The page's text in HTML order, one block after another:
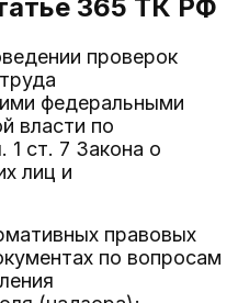
365 ТК РФ
проверок
федеральными
власти по
ст. 7 Закона о
лиц и
правовых
по вопросам